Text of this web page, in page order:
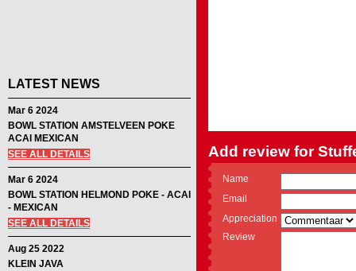
LATEST NEWS
Mar 6 2024
BOWL STATION AMSTELVEEN POKE
ACAI MEXICAN
SEE ALL DETAILS
Mar 6 2024
BOWL STATION HELMOND POKE - ACAI
- MEXICAN
SEE ALL DETAILS
Aug 25 2022
KLEIN JAVA
Add review for
Name
Email
Appreciation
Review